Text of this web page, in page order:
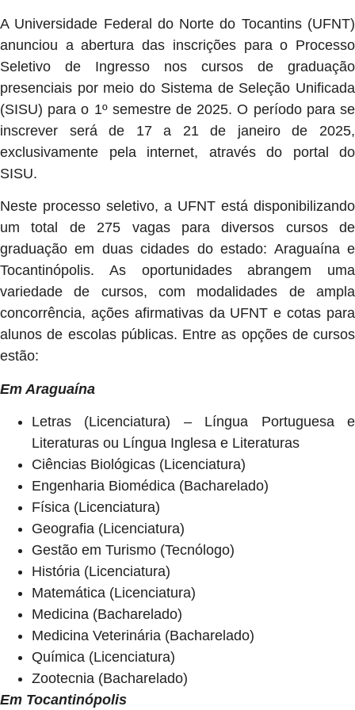
A Universidade Federal do Norte do Tocantins (UFNT)
anunciou a abertura das inscrições para o Processo
Seletivo de Ingresso nos cursos de graduação
presenciais por meio do Sistema de Seleção Unificada
(SISU) para o 1º semestre de 2025. O período para se
inscrever será de 17 a 21 de janeiro de 2025,
exclusivamente pela internet, através do portal do
SISU.
Neste processo seletivo, a UFNT está disponibilizando
um total de 275 vagas para diversos cursos de
graduação em duas cidades do estado: Araguaína e
Tocantinópolis. As oportunidades abrangem uma
variedade de cursos, com modalidades de ampla
concorrência, ações afirmativas da UFNT e cotas para
alunos de escolas públicas. Entre as opções de cursos
estão:
Em Araguaína
Letras (Licenciatura) – Língua Portuguesa e
Literaturas ou Língua Inglesa e Literaturas
Ciências Biológicas (Licenciatura)
Engenharia Biomédica (Bacharelado)
Física (Licenciatura)
Geografia (Licenciatura)
Gestão em Turismo (Tecnólogo)
História (Licenciatura)
Matemática (Licenciatura)
Medicina (Bacharelado)
Medicina Veterinária (Bacharelado)
Química (Licenciatura)
Zootecnia (Bacharelado)
Em Tocantinópolis